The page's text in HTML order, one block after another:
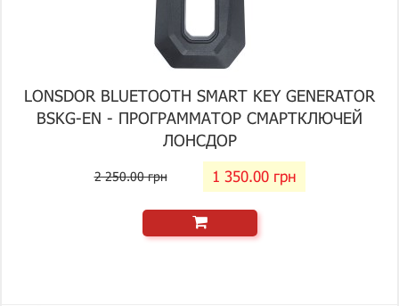
LONSDOR BLUETOOTH SMART KEY GENERATOR
BSKG-EN - ПРОГРАММАТОР СМАРТКЛЮЧЕЙ
ЛОНСДОР
2 250.00 грн 1 350.00 грн